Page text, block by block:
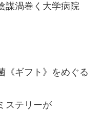
謀渦巻く大学病院
《ギフト》をめぐる
ステリーが